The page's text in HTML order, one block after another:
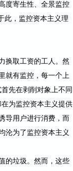
度寄生性、全景监控
此，监控资本主义理
换取工资的工人。然
就有监控，每一个上
先在剥削对象上不同
为监控资本主义提供
导用户进行消费，而
沦为了监控资本主义
的垃圾。然而，这些